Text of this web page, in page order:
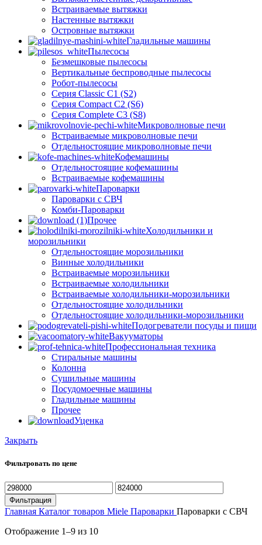
Встраиваемые вытяжки
Настенные вытяжки
Островные вытяжки
Гладильные машины
Пылесосы
Безмешковые пылесосы
Вертикальные беспроводные пылесосы
Робот-пылесосы
Серия Classic C1 (S2)
Серия Compact C2 (S6)
Серия Complete C3 (S8)
Микроволновые печи
Встраиваемые микроволновые печи
Отдельностоящие микроволновые печи
Кофемашины
Отдельностоящие кофемашины
Встраиваемые кофемашины
Пароварки
Пароварки с СВЧ
Комби-Пароварки
Прочее
Холодильники и
морозильники
Отдельностоящие морозильники
Винные холодильники
Встраиваемые морозильники
Встраиваемые холодильники
Встраиваемые холодильники-морозильники
Отдельностоящие холодильники
Отдельностоящие холодильники-морозильники
Подогреватели посуды и пищи
Вакууматоры
Профессиональная техника
Стиральные машины
Колонна
Сушильные машины
Посудомоечные машины
Гладильные машины
Прочее
Уценка
Закрыть
Фильтровать по цене
Минимальная
цена
Максимальная
цена
Фильтрация
Главная Каталог товаров Miele Пароварки Пароварки с СВЧ
Отображение 1–9 из 10Сортировка: